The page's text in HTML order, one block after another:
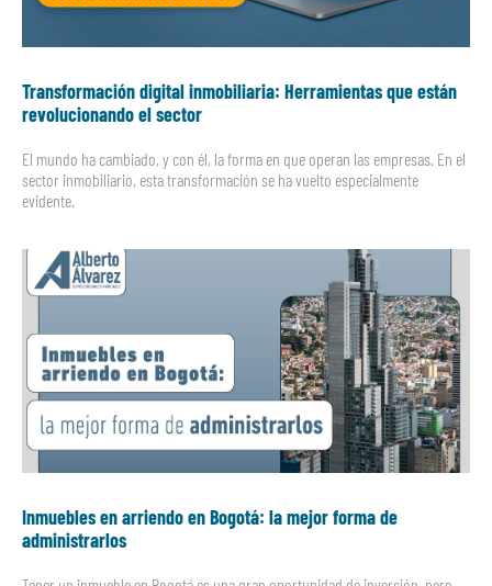
Transformación digital inmobiliaria: Herramientas que están
revolucionando el sector
El mundo ha cambiado, y con él, la forma en que operan las empresas. En el
sector inmobiliario, esta transformación se ha vuelto especialmente
evidente.
Inmuebles en arriendo en Bogotá: la mejor forma de
administrarlos